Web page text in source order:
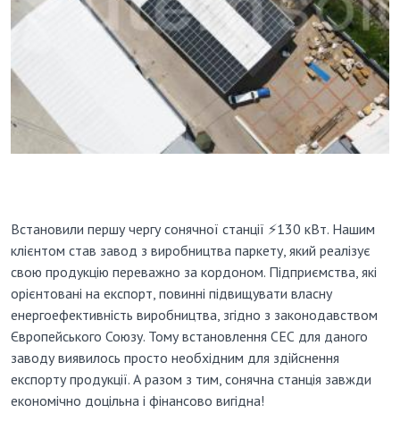
Встановили першу чергу сонячної станції ⚡️130 кВт. Нашим
клієнтом став завод з виробництва паркету, який реалізує
свою продукцію переважно за кордоном. Підприємства, які
орієнтовані на експорт, повинні підвищувати власну
енергоефективність виробництва, згідно з законодавством
Європейського Союзу. Тому встановлення СЕС для даного
заводу виявилось просто необхідним для здійснення
експорту продукції. А разом з тим, сонячна станція завжди
економічно доцільна і фінансово вигідна!